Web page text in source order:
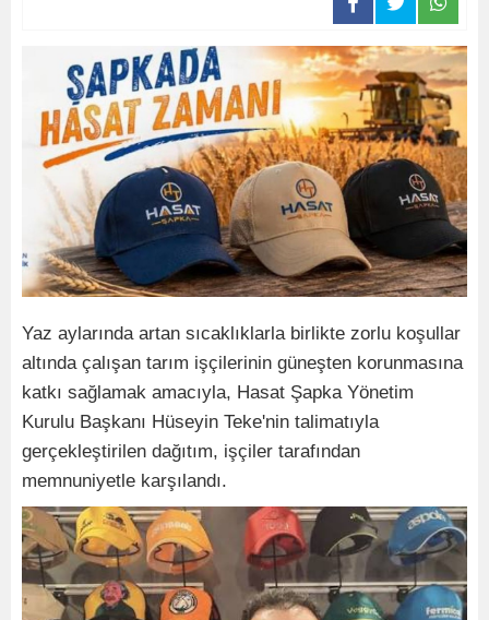
Yaz aylarında artan sıcaklıklarla birlikte zorlu koşullar
altında çalışan tarım işçilerinin güneşten korunmasına
katkı sağlamak amacıyla, Hasat Şapka Yönetim
Kurulu Başkanı Hüseyin Teke'nin talimatıyla
gerçekleştirilen dağıtım, işçiler tarafından
memnuniyetle karşılandı.